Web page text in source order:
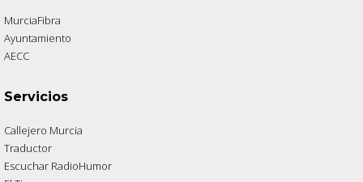
MurciaFibra
Ayuntamiento
AECC
Servicios
Callejero Murcia
Traductor
Escuchar RadioHumor